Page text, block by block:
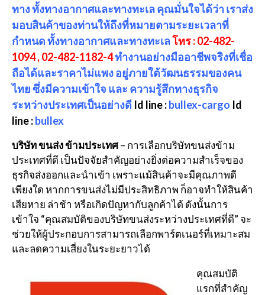
ทาง ทั้งทางอากาศและทางทะเล คุณมั่นใจได้ว่า เราส่ง
มอบสินค้าของท่านให้ถึงที่หมายตามระยะเวลาที่
กำหนด ทั้งทางอากาศและทางทะเลโทร : 02-482-
1094 , 02-482-1182-4ทำงานอย่างมืออาชีพจริงที่เชื่อ
ถือได้และราคาไม่แพง อยู่ภายใต้วัฒนธรรมของคน
ไทย ซึ่งมีความเข้าใจ และ ความรู้สึกทางธุรกิจ
ระหว่างประเทศเป็นอย่างดี Id line :bullex-cargo Id
line :bullex
บริษัท ขนส่ง ข้ามประเทศ– การเลือกบริษัทขนส่งข้าม
ประเทศที่ดี เป็นปัจจัยสำคัญอย่างยิ่งต่อความสำเร็จของ
ธุรกิจส่งออกและนำเข้า เพราะแม้สินค้าจะมีคุณภาพดี
เพียงใด หากการขนส่งไม่มีประสิทธิภาพ ก็อาจทำให้สินค้า
เสียหาย ล่าช้า หรือเกิดปัญหากับลูกค้าได้ ดังนั้นการ
เข้าใจ “คุณสมบัติของบริษัทขนส่งระหว่างประเทศที่ดี” จะ
ช่วยให้ผู้ประกอบการสามารถเลือกพาร์ตเนอร์ที่เหมาะสม
และลดความเสี่ยงในระยะยาวได้
คุณสมบัติ
แรกที่สำคัญ